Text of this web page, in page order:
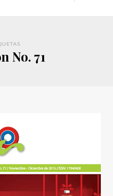
No. 71